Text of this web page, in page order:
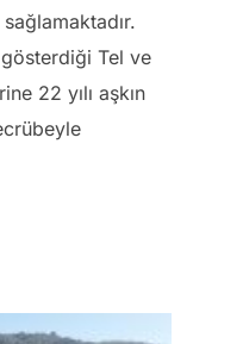
Tel ve
22 yılı aşkın